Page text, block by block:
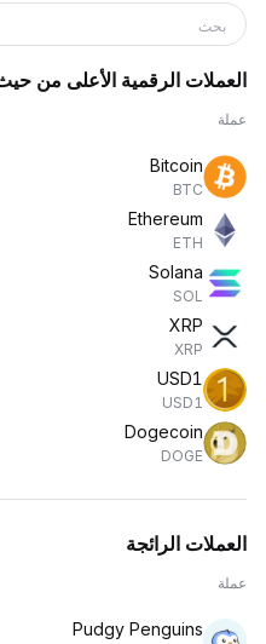
بحث
العملات الرقمية الأعلى من
عملة
Bitcoin
BTC
Ethereum
ETH
Solana
SOL
XRP
XRP
USD1
USD1
Dogecoin
DOGE
العملات الرائجة
عملة
Pudgy Penguins